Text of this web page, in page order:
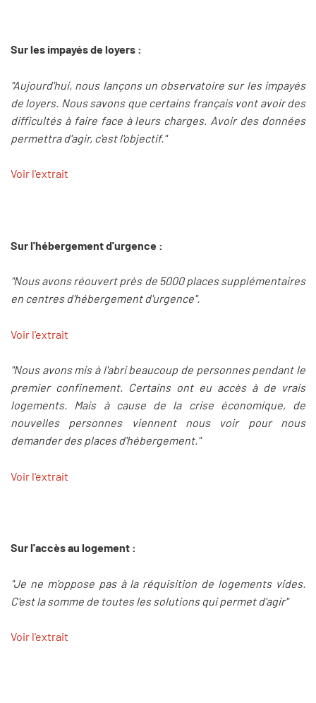
Sur les impayés de loyers :
"Aujourd'hui, nous lançons un observatoire sur les impayés
de loyers. Nous savons que certains français vont avoir des
difficultés à faire face à leurs charges. Avoir des données
permettra d'agir, c'est l'objectif."
Voir l'extrait
Sur l'hébergement d'urgence :
"Nous avons réouvert près de 5000 places supplémentaires
en centres d'hébergement d'urgence".
Voir l'extrait
"Nous avons mis à l'abri beaucoup de personnes pendant le
premier confinement. Certains ont eu accès à de vrais
logements. Mais à cause de la crise économique, de
nouvelles personnes viennent nous voir pour nous
demander des places d'hébergement."
Voir l'extrait
Sur l'accès au logement :
"Je ne m'oppose pas à la réquisition de logements vides.
C'est la somme de toutes les solutions qui permet d'agir"
Voir l'extrait